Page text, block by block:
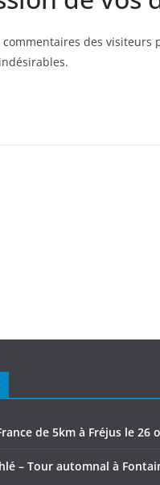
commentaires des visiteurs
de 5km à Fréjus le 26
– Tour automnal à